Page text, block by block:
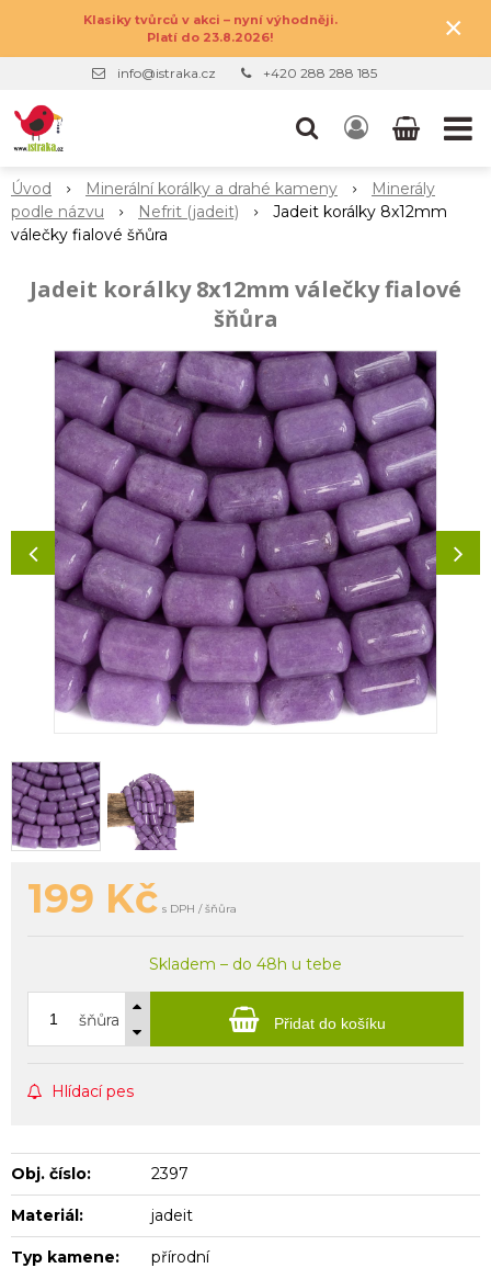
Klasiky tvůrců v akci – nyní výhodněji.
Platí do 23.8.2026!
×
info@istraka.cz +420 288 288 185
Úvod Minerální korálky a drahé kameny
Minerály
podle názvu
Nefrit (jadeit)
Jadeit korálky 8x12mm
válečky fialové šňůra
Jadeit korálky 8x12mm válečky fialové
šňůra
199 Kč s DPH / šňůra
Skladem – do 48h u tebe
šňůra Přidat do košíku
Hlídací pes
Obj. číslo: 2397
Materiál: jadeit
Typ kamene: přírodní